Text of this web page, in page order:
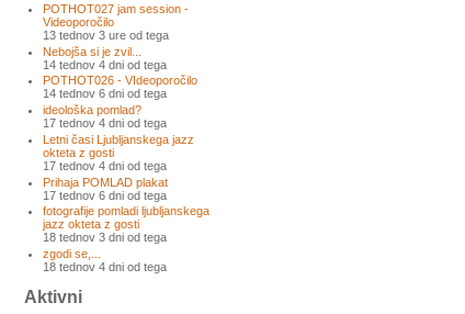
POTHOT027 jam session -
Videoporočilo
13 tednov 3 ure od tega
Nebojša si je zvil...
14 tednov 4 dni od tega
POTHOT026 - VIdeoporočilo
14 tednov 6 dni od tega
ideološka pomlad?
17 tednov 4 dni od tega
Letni časi Ljubljanskega jazz
okteta z gosti
17 tednov 4 dni od tega
Prihaja POMLAD plakat
17 tednov 6 dni od tega
fotografije pomladi ljubljanskega
jazz okteta z gosti
18 tednov 3 dni od tega
zgodi se,...
18 tednov 4 dni od tega
Aktivni